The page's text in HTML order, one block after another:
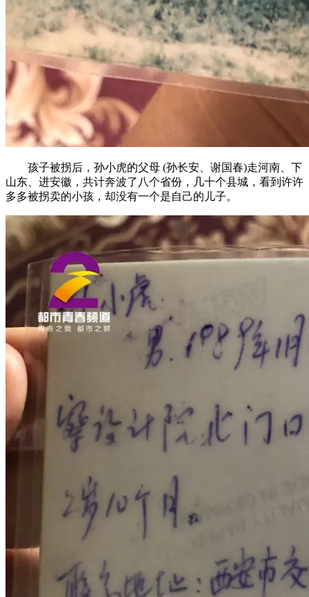
孩子被拐后，孙小虎的父母 (孙长安、谢国春)走河南、下
山东、进安徽，共计奔波了八个省份，几十个县城，看到许许
多多被拐卖的小孩，却没有一个是自己的儿子。